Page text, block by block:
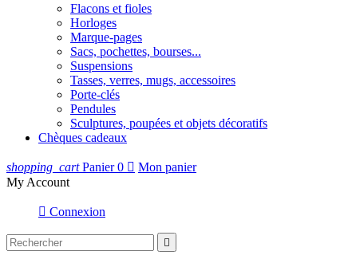
Flacons et fioles
Horloges
Marque-pages
Sacs, pochettes, bourses...
Suspensions
Tasses, verres, mugs, accessoires
Porte-clés
Pendules
Sculptures, poupées et objets décoratifs
Chèques cadeaux
shopping_cart Panier 0  Mon panier
My Account
 Connexion
